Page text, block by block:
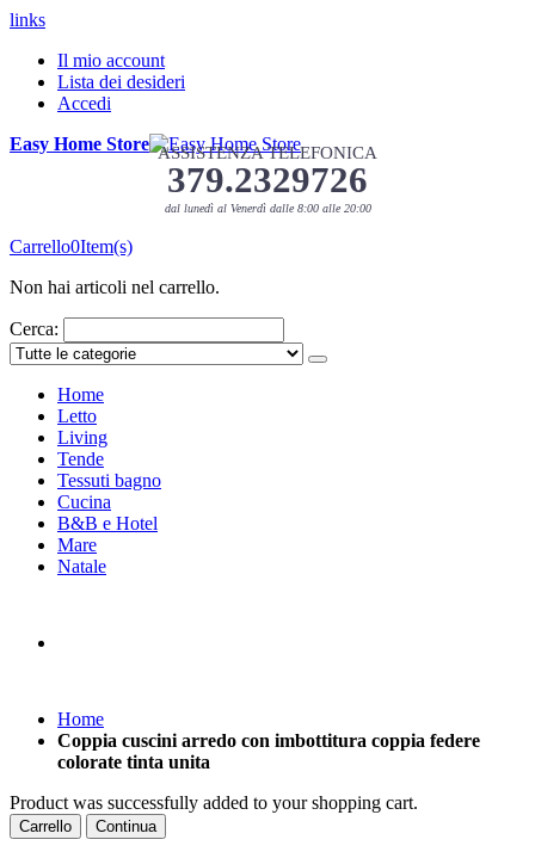
links
Il mio account
Lista dei desideri
Accedi
Easy Home Store ASSISTENZA TELEFONICA
379.2329726
dal lunedì al Venerdì dalle 8:00 alle 20:00
Carrello0Item(s)
Non hai articoli nel carrello.
Cerca:
Home
Letto
Living
Tende
Tessuti bagno
Cucina
B&B e Hotel
Mare
Natale
Home
Coppia cuscini arredo con imbottitura coppia federe
colorate tinta unita
Product was successfully added to your shopping cart.
Carrello Continua